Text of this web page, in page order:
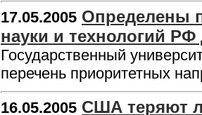
17.05.2005 Определены
науки и технологий РФ
Государственный
перечень приоритетных
16.05.2005 США теряют